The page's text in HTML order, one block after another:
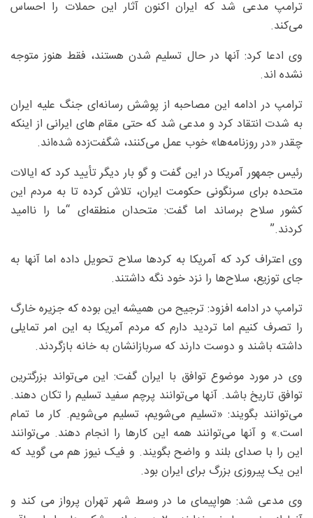
ترامپ مدعی شد که ایران اکنون آثار این حملات را احساس
می‌کند.
وی ادعا کرد: آنها در حال تسلیم شدن هستند، فقط هنوز متوجه
نشده اند.
ترامپ در ادامه این مصاحبه از پوشش رسانه‌ای جنگ علیه ایران
به شدت انتقاد کرد و مدعی شد که حتی مقام های ایرانی از اینکه
چقدر «در روزنامه‌ها» خوب عمل می‌کنند، شگفت‌زده شده‌اند.
رئیس جمهور آمریکا در این گفت و گو بار دیگر تأیید کرد که ایالات
متحده برای سرنگونی حکومت ایران، تلاش کرده تا به مردم این
کشور سلاح برساند اما گفت: متحدان منطقه‌ای “ما را ناامید
کردند.”
وی اعتراف کرد که آمریکا به کردها سلاح تحویل داده اما آنها به
جای توزیع، سلاح‌ها را نزد خود نگه داشتند.
ترامپ در ادامه افزود: ترجیح من همیشه این بوده که جزیره خارگ
را تصرف کنیم اما تردید دارم که مردم آمریکا به این امر تمایلی
داشته باشند و دوست دارند که سربازانشان به خانه بازگردند.
وی در مورد موضوع توافق با ایران گفت: این می‌تواند بزرگترین
توافق تاریخ باشد. آنها می‌توانند پرچم سفید تسلیم را تکان دهند.
می‌توانند بگویند: «تسلیم می‌شویم، تسلیم می‌شویم. کار ما تمام
است.» و آنها می‌توانند همه این کارها را انجام دهند. می‌توانند
این را با صدای بلند و واضح بگویند. و فیک نیوز هم می گوید که
این یک پیروزی بزرگ برای ایران بود.
وی مدعی شد: هواپیمای ما در وسط شهر تهران پرواز می کند و